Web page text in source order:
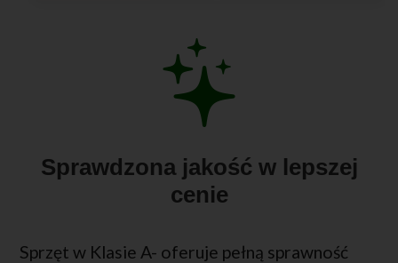
Sprawdzona jakość w lepszej
cenie
Sprzęt w Klasie A- oferuje pełną sprawność